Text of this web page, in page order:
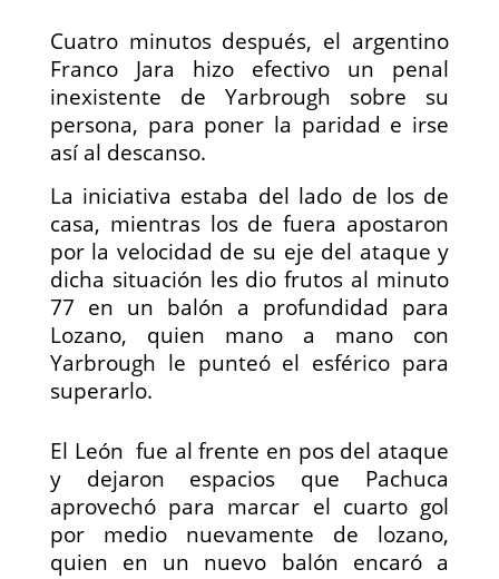
Cuatro minutos después, el argentino
Franco Jara hizo efectivo un penal
inexistente de Yarbrough sobre su
persona, para poner la paridad e irse
así al descanso.
La iniciativa estaba del lado de los de
casa, mientras los de fuera apostaron
por la velocidad de su eje del ataque y
dicha situación les dio frutos al minuto
77 en un balón a profundidad para
Lozano, quien mano a mano con
Yarbrough le punteó el esférico para
superarlo.
El León fue al frente en pos del ataque
y dejaron espacios que Pachuca
aprovechó para marcar el cuarto gol
por medio nuevamente de lozano,
quien en un nuevo balón encaró a